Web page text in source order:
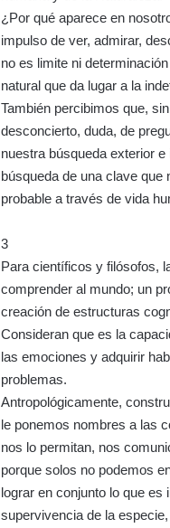
¿Por qué aparece en
impulso de ver, admirar,
no es limite ni
natural que da lugar a la
También percibimos que,
desconcierto, duda, de
nuestra búsqueda exterior
búsqueda de una clave
probable a través de vida
3
Para científicos y filósofos,
comprender al mundo; un
creación de estructuras
Consideran que es la
las emociones y adquirir
problemas.
Antropológicamente,
le ponemos nombres a las
nos lo permitan, nos
porque solos no podemos
lograr en conjunto lo que
supervivencia de la